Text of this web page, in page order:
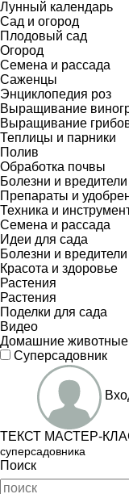
Лунный календарь
Сад и огород
Плодовый сад
Огород
Семена и рассада
Саженцы
Энциклопедия роз
Выращивание
Выращивание
Теплицы и парники
Полив
Обработка почвы
Болезни и вредители
Препараты и
Техника и
Семена и рассада
Идеи для сада
Болезни и вредители
Красота и здоровье
Растения
Растения
Поделки для сада
Видео
Домашние животные
Суперсадовник
ТЕКСТ МАСТЕР-
суперсадовника
Поиск